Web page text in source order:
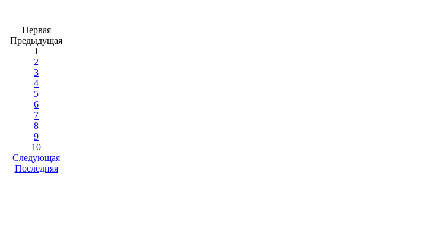
Первая
Предыдущая
1
2
3
4
5
6
7
8
9
10
Следующая
Последняя